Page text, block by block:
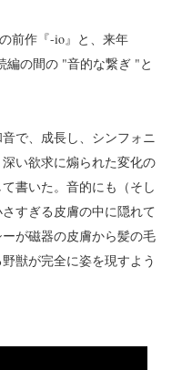
前作『-io』と、来年
編の間の "音的な繋ぎ "と
で、成長し、シンフォニ
い欲求に煽られた変化の
書いた。音的にも（そし
すぎる皮膚の中に隠れて
が磁器の皮膚から髪の毛
獣が完全に姿を現すよう